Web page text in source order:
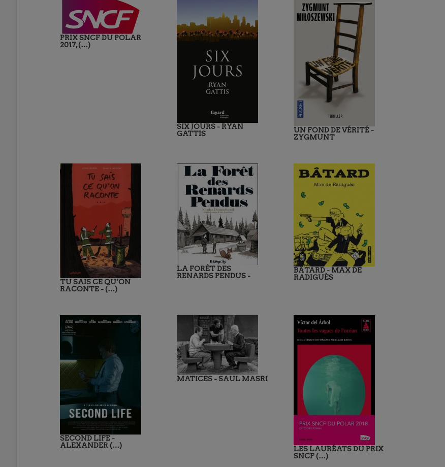
PRIX SNCF DU POLAR
2017, (…)
SIX JOURS - RYAN
GATTIS
UN FOND DE VÉRITÉ -
ZYGMUNT
TU SAIS CE QU’ON
RACONTE - (…)
LA FORÊT DES
RENARDS PENDUS -
BÂTARD - MAX DE
RADIGUÈS
SECOND LIFE -
ALEXANDER (…)
MATICES - SAUL MASRI
LES LAURÉATS DU PRIX
SNCF (…)